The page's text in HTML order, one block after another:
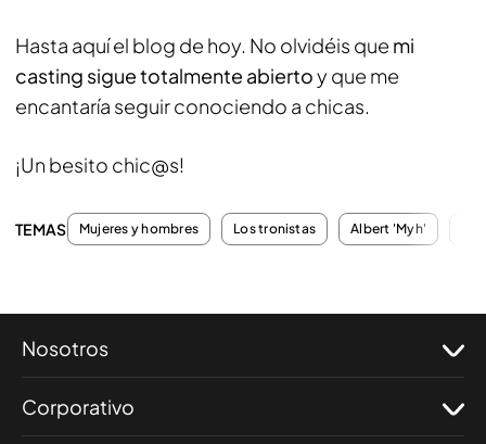
Hasta aquí el blog de hoy. No olvidéis que mi
casting sigue totalmente abiertoy que me
encantaría seguir conociendo a chicas.
¡Un besito chic@s!
TEMAS Mujeres y hombres Los tronistas Albert 'Myh'
Nosotros
Corporativo